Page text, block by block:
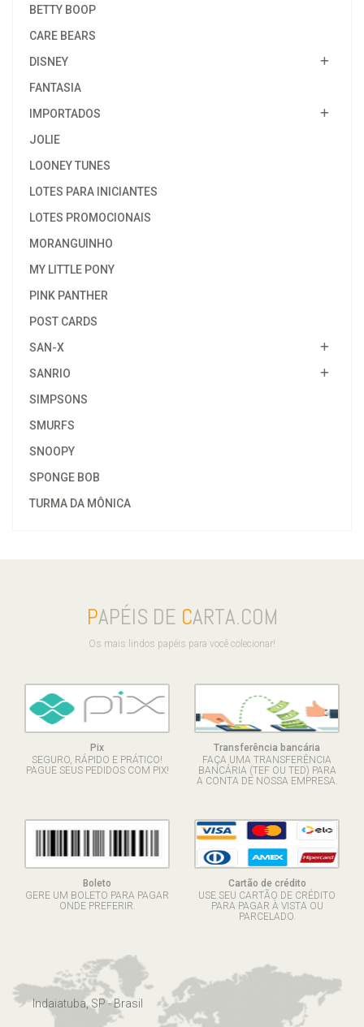
BETTY BOOP
CARE BEARS
DISNEY
FANTASIA
IMPORTADOS
JOLIE
LOONEY TUNES
LOTES PARA INICIANTES
LOTES PROMOCIONAIS
MORANGUINHO
MY LITTLE PONY
PINK PANTHER
POST CARDS
SAN-X
SANRIO
SIMPSONS
SMURFS
SNOOPY
SPONGE BOB
TURMA DA MÔNICA
PAPÉIS DE CARTA.COM
Os mais lindos papéis para você colecionar!
Pix
SEGURO, RÁPIDO E PRÁTICO!
PAGUE SEUS PEDIDOS COM PIX!
Transferência bancária
FAÇA UMA TRANSFERÊNCIA
BANCÁRIA (TEF OU TED) PARA
A CONTA DE NOSSA EMPRESA.
Boleto
GERE UM BOLETO PARA PAGAR
ONDE PREFERIR.
Cartão de crédito
USE SEU CARTÃO DE CRÉDITO
PARA PAGAR À VISTA OU
PARCELADO.
Indaiatuba, SP - Brasil